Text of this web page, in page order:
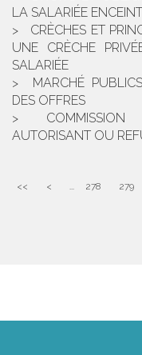
LA SALARIÉE
CRÈCHES ET
UNE CRÈCHE
SALARIÉE
MARCHÉ
DES OFFRES
AUTORISANT OU
<< < ... 278 279